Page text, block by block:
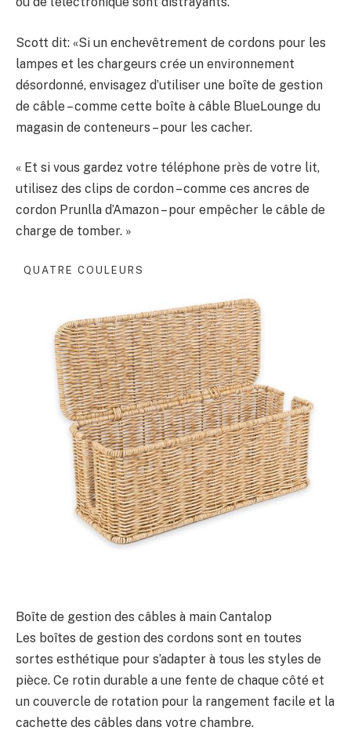
Scott dit: «Si un enchevêtrement de cordons pour les
lampes et les chargeurs crée un environnement
désordonné, envisagez d’utiliser une boîte de gestion
de câble – comme cette boîte à câble BlueLounge du
magasin de conteneurs – pour les cacher.
« Et si vous gardez votre téléphone près de votre lit,
utilisez des clips de cordon – comme ces ancres de
cordon Prunlla d’Amazon – pour empêcher le câble de
charge de tomber. »
QUATRE COULEURS
Boîte de gestion des câbles à main Cantalop
Les boîtes de gestion des cordons sont en toutes
sortes esthétique pour s’adapter à tous les styles de
pièce. Ce rotin durable a une fente de chaque côté et
un couvercle de rotation pour la rangement facile et la
cachette des câbles dans votre chambre.